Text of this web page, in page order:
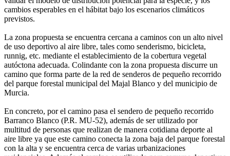
cambios esperables en el hábitat bajo los escenarios climáticos
previstos.
La zona propuesta se encuentra cercana a caminos con un alto nivel
de uso deportivo al aire libre, tales como senderismo, bicicleta,
runnig, etc. mediante el establecimiento de la cobertura vegetal
autóctona adecuada. Colindante con la zona propuesta discurre un
camino que forma parte de la red de senderos de pequeño recorrido
del parque forestal municipal del Majal Blanco y del municipio de
Murcia.
En concreto, por el camino pasa el sendero de pequeño recorrido
Barranco Blanco (P.R. MU-52), además de ser utilizado por
multitud de personas que realizan de manera cotidiana deporte al
aire libre ya que este camino conecta la zona baja del parque forestal
con la alta y se encuentra cerca de varias urbanizaciones